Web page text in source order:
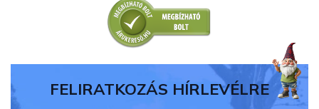
FELIRATKOZÁS HÍRLEVÉLRE